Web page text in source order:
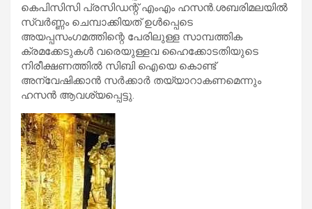
കെപിസിസി പ്രസിഡന്റ് എംഎം ഹസന്‍.ശബരിമലയില്‍
സ്വര്‍ണ്ണം ചെമ്പാക്കിയത് ഉള്‍പ്പെടെ
അയപ്പസംഗമത്തിന്റെ പേരിലുള്ള സാമ്പത്തിക
ക്രമക്കേടുകള്‍ വരെയുള്ളവ ഹൈക്കോടതിയുടെ
നിരീക്ഷണത്തില്‍ സിബി ഐയെ കൊണ്ട്
അന്വേഷിക്കാന്‍ സര്‍ക്കാര്‍ തയ്യാറാകണമെന്നും
ഹസന്‍ ആവശ്യപ്പെട്ടു.